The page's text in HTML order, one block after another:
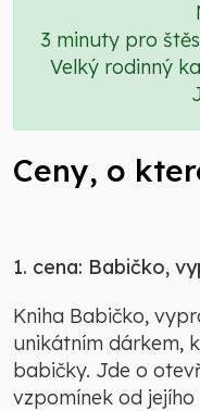
3 minuty pro
Velký rodinný
Ceny, o
1. cena: Babičko,
Kniha Babičko,
unikátním dárkem,
babičky. Jde o
vzpomínek od